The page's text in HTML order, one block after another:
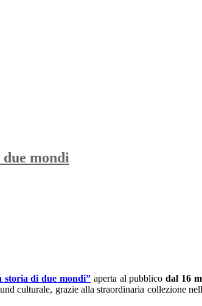
mondi
di due mondi”aperta al pubblicodal 16
culturale, grazie alla straordinaria collezione